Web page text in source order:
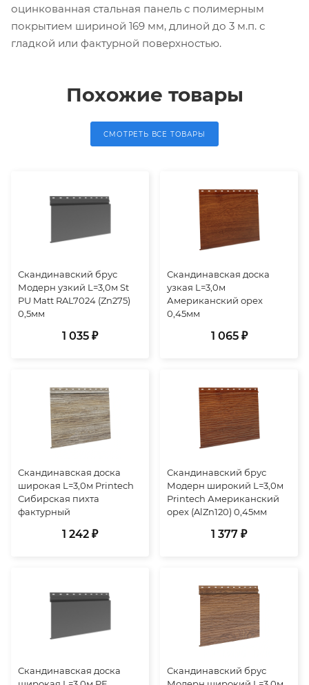
оцинкованная стальная панель с полимерным
покрытием шириной 169 мм, длиной до 3 м.п. с
гладкой или фактурной поверхностью.
Похожие товары
СМОТРЕТЬ ВСЕ ТОВАРЫ
Скандинавский брус
Модерн узкий L=3,0м St
PU Matt RAL7024 (Zn275)
0,5мм
1 035 ₽
Скандинавская доска
узкая L=3,0м
Американский орех
0,45мм
1 065 ₽
Скандинавская доска
широкая L=3,0м Printech
Сибирская пихта
фактурный
1 242 ₽
Скандинавский брус
Модерн широкий L=3,0м
Printech Американский
орех (AlZn120) 0,45мм
1 377 ₽
Скандинавская доска
Скандинавский брус